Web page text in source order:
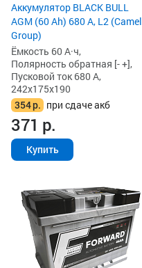
Аккумулятор BLACK BULL
AGM (60 Ah) 680 А, L2 (Camel
Group)
Ёмкость 60 А·ч,
Полярность обратная [- +],
Пусковой ток 680 А,
242x175x190
354р. при сдаче акб
371 р.
Купить